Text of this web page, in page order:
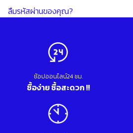
ลืมรหัสผ่านของคุณ?
ช้อปออนไลน์24 ชม.
ซื้อง่าย ซื้อสะดวก !!